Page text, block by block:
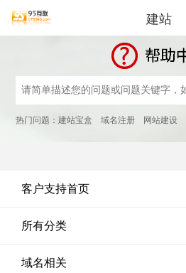
建站
热门问题：建站宝盒 域名注册 网站建设
客户支持首页
所有分类
域名相关